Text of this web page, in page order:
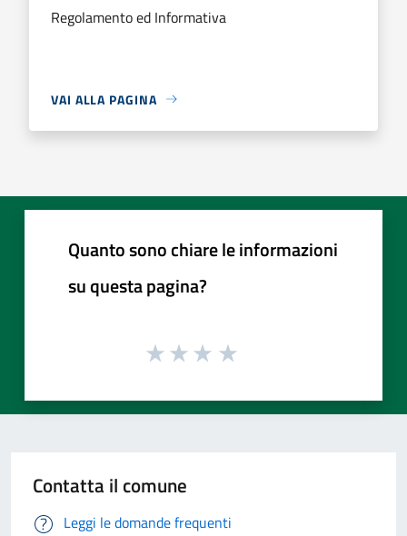
Regolamento ed Informativa
VAI ALLA PAGINA
Quanto sono chiare le informazioni
su questa pagina?
Contatta il comune
Leggi le domande frequenti